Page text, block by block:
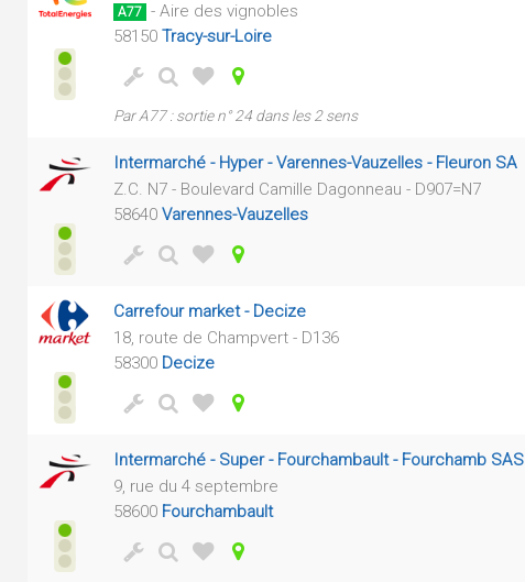
A77 - Aire des vignobles
58150 Tracy-sur-Loire
Par A77 : sortie n° 24 dans les 2 sens
Intermarché - Hyper - Varennes-Vauzelles - Fleuron SA
Z.C. N7 - Boulevard Camille Dagonneau - D907=N7
58640 Varennes-Vauzelles
Carrefour market - Decize
18, route de Champvert - D136
58300 Decize
Intermarché - Super - Fourchambault - Fourchamb SAS
9, rue du 4 septembre
58600 Fourchambault